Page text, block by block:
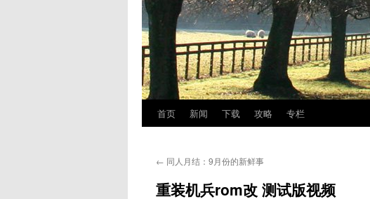
首页 新闻 下载 攻略 专栏
← 同人月结：9月份的新鲜事
重装机兵rom改 测试版视频